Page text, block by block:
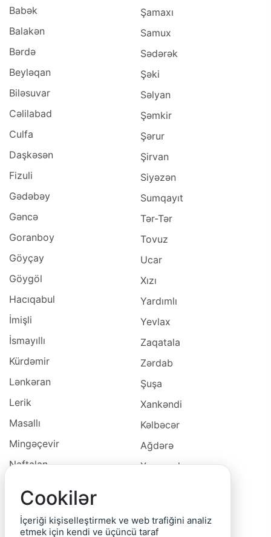
Babək
Balakən
Bərdə
Beyləqan
Biləsuvar
Cəlilabad
Culfa
Daşkəsən
Fizuli
Gədəbəy
Gəncə
Goranboy
Göyçay
Göygöl
Hacıqabul
İmişli
İsmayıllı
Kürdəmir
Lənkəran
Lerik
Masallı
Mingəçevir
Naftalan
Neftçala
Oğuz
Şamaxı
Samux
Sədərək
Şəki
Səlyan
Şəmkir
Şərur
Şirvan
Siyəzən
Sumqayıt
Tər-Tər
Tovuz
Ucar
Xızı
Yardımlı
Yevlax
Zaqatala
Zərdab
Şuşa
Xankəndi
Kəlbəcər
Ağdərə
Xocavəd
Cəbrayıl
Cookilər
İçeriği kişiselleştirmek ve web trafiğini analiz
etmek için kendi ve üçüncü taraf